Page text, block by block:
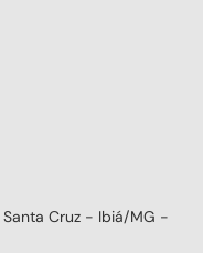
Santa Cruz - Ibiá/MG -